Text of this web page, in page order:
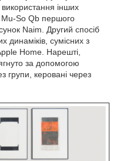
інших
Mu-So Qb першого
Naim. Другий спосіб
динаміків, сумісних з
Home. Нарешті,
за допомогою
групи, керовані через